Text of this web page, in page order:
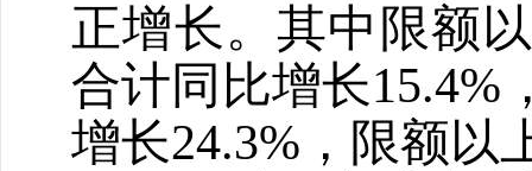
正增长。其中限额
合计同比增长15.4%
增长24.3% ，限额以